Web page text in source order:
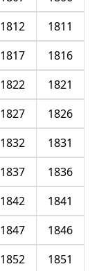
1811
1812
1816
1817
1821
1822
1826
1827
1831
1832
1836
1837
1841
1842
1846
1847
1851
1852